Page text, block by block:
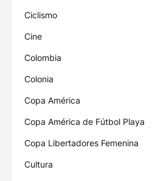
Ciclismo
Cine
Colombia
Colonia
Copa América
Copa América de Fútbol Playa
Copa Libertadores Femenina
Cultura